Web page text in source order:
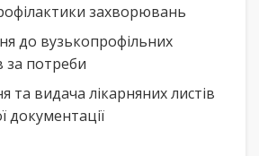
захворювань
до вузькопрофільних
за потреби
та видача лікарняних листів
документації